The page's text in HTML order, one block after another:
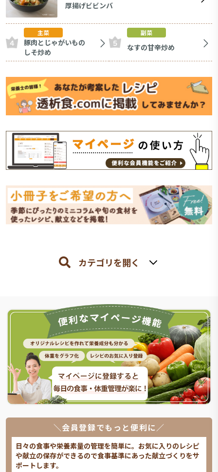
厚揚げビビンバ
主菜
豚肉とじゃがいもの
しそ炒め
副菜
なすの甘辛炒め
カテゴリを開く
＼会員登録でもっと便利に／
日々の食事や栄養素量の管理を簡単に。お気に入りのレシピ
や献立の保存ができるので食事基準にあった献立づくりをサ
ポートします。